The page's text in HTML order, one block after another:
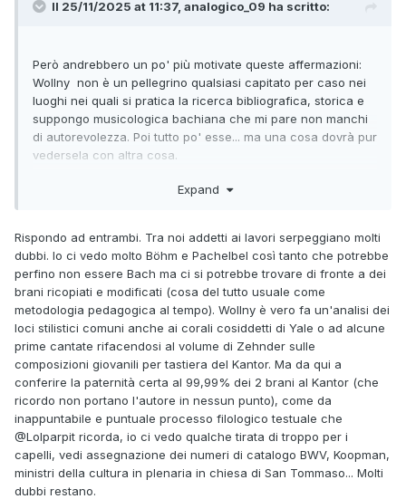
Il 25/11/2025 at 11:37, analogico_09 ha scritto:
Però andrebbero un po' più motivate queste affermazioni:
Wollny non è un pellegrino qualsiasi capitato per caso nei
luoghi nei quali si pratica la ricerca bibliografica, storica e
suppongo musicologica bachiana che mi pare non manchi
di autorevolezza. Poi tutto po' esse... ma una cosa dovrà pur
vedersela con altra cosa.
Riporto quanto scritto in Avvenire.., un "esperto" si assume
L'attribuzione definitiva si deve al musicologo di Lipsia Peter
Wollny, studioso di Bach e direttore del Bach-Archiv, che
conosce da oltre trent’anni le due opere, duce "ciaccone" in
re minore e in sol minore. Le aveva rinvenute egli stesso
nella Biblioteca Reale del Belgio. Nel corso della sua attività
di ricerca, Wollny ha raccolto numerosi indizi che ora, grazie
al tassello finale – l’identificazione del copista – compongono
un quadro completo. Tale identificazione è avvenuta
nell’ambito dei lavori del BACH Research Portal, un progetto
della Accademia Sassone delle Scienze e delle Arti di Lipsia
che, per la prima volta, rende accessibili e consultabili in
forma digitale tutte le risorse d’archivio disponibili sull’intera
famiglia musicale dei Bach.
Expand
Rispondo ad entrambi. Tra noi addetti ai lavori serpeggiano molti
dubbi. Io ci vedo molto Böhm e Pachelbel così tanto che potrebbe
perfino non essere Bach ma ci si potrebbe trovare di fronte a dei
brani ricopiati e modificati (cosa del tutto usuale come
metodologia pedagogica al tempo). Wollny è vero fa un'analisi dei
loci stilistici comuni anche ai corali cosiddetti di Yale o ad alcune
prime cantate rifacendosi al volume di Zehnder sulle
composizioni giovanili per tastiera del Kantor. Ma da qui a
conferire la paternità certa al 99,99% dei 2 brani al Kantor (che
ricordo non portano l'autore in nessun punto), come da
inappuntabile e puntuale processo filologico testuale che
@Lolparpit ricorda, io ci vedo qualche tirata di troppo per i
capelli, vedi assegnazione dei numeri di catalogo BWV, Koopman,
ministri della cultura in plenaria in chiesa di San Tommaso... Molti
dubbi restano.